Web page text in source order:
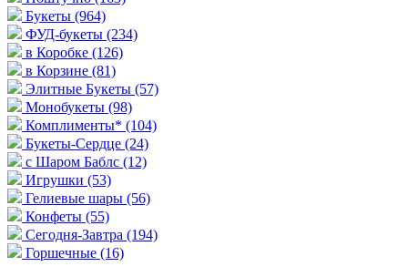
Букеты (964)
ФУД-букеты (234)
в Коробке (126)
в Корзине (81)
Элитные Букеты (57)
Монобукеты (98)
Комплименты* (104)
Букеты-Сердце (24)
с Шаром Баблс (12)
Игрушки (53)
Гелиевые шары (56)
Конфеты (55)
Сегодня-Завтра (194)
Горшечные (16)